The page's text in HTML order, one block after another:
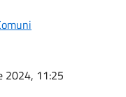
2024, 11:25